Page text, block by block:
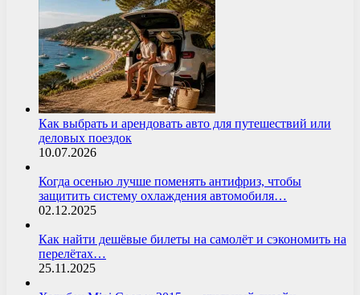
Как выбрать и арендовать авто для путешествий или
деловых поездок
10.07.2026
Когда осенью лучше поменять антифриз, чтобы
защитить систему охлаждения автомобиля…
02.12.2025
Как найти дешёвые билеты на самолёт и сэкономить на
перелётах…
25.11.2025